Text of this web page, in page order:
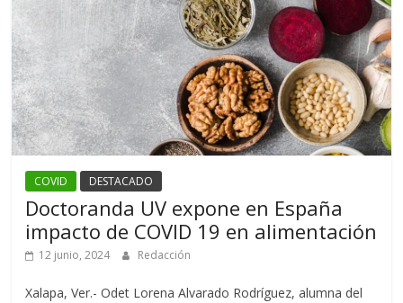
COVID DESTACADO
Doctoranda UV expone en España
impacto de COVID 19 en alimentación
12 junio, 2024 Redacción
Xalapa, Ver.- Odet Lorena Alvarado Rodríguez, alumna del